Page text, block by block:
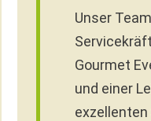
Unser
Gourmet
und einer
exzellenten